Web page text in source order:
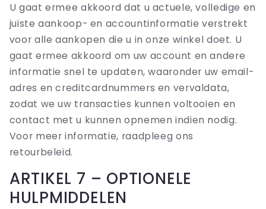
U gaat ermee akkoord dat u actuele, volledige en
juiste aankoop- en accountinformatie verstrekt
voor alle aankopen die u in onze winkel doet. U
gaat ermee akkoord om uw account en andere
informatie snel te updaten, waaronder uw email-
adres en creditcardnummers en vervaldata,
zodat we uw transacties kunnen voltooien en
contact met u kunnen opnemen indien nodig.
Voor meer informatie, raadpleeg ons
retourbeleid.
ARTIKEL 7 – OPTIONELE
HULPMIDDELEN